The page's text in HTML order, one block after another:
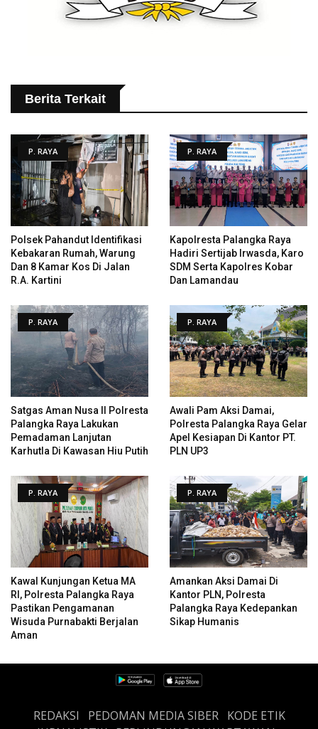
Berita Terkait
P. RAYA
Polsek Pahandut Identifikasi
Kebakaran Rumah, Warung
Dan 8 Kamar Kos Di Jalan
R.A. Kartini
P. RAYA
Kapolresta Palangka Raya
Hadiri Sertijab Irwasda, Karo
SDM Serta Kapolres Kobar
Dan Lamandau
P. RAYA
Satgas Aman Nusa II Polresta
Palangka Raya Lakukan
Pemadaman Lanjutan
Karhutla Di Kawasan Hiu Putih
P. RAYA
Awali Pam Aksi Damai,
Polresta Palangka Raya Gelar
Apel Kesiapan Di Kantor PT.
PLN UP3
P. RAYA
Kawal Kunjungan Ketua MA
RI, Polresta Palangka Raya
Pastikan Pengamanan
Wisuda Purnabakti Berjalan
Aman
P. RAYA
Amankan Aksi Damai Di
Kantor PLN, Polresta
Palangka Raya Kedepankan
Sikap Humanis
REDAKSI PEDOMAN MEDIA SIBER
KODE ETIK